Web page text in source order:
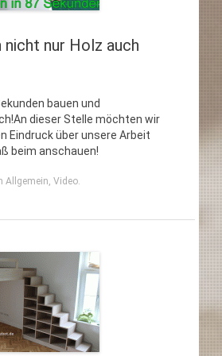
nicht nur Holz auch
bauen und
dieser Stelle möchten wir
Eindruck über unsere Arbeit
beim anschauen!
Allgemein, Video.